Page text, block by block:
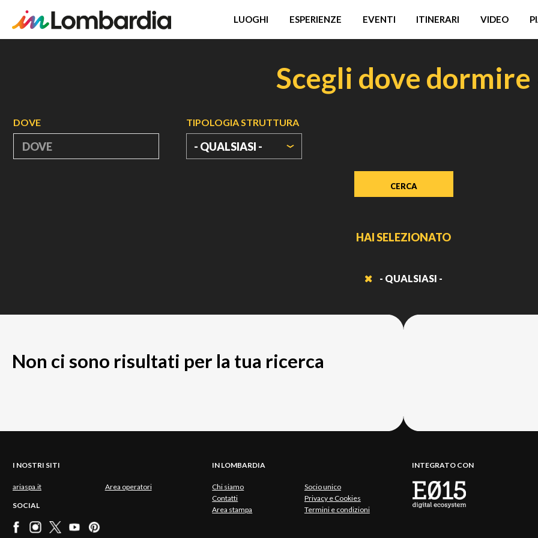
LUOGHI ESPERIENZE EVENTI ITINERARI VIDEO
Scegli dove dormire
DOVE TIPOLOGIA STRUTTURA
- QUALSIASI -
HAI SELEZIONATO
- QUALSIASI -
Non ci sono risultati per la tua ricerca
I NOSTRI SITI
ariaspa.it Area operatori
SOCIAL
IN LOMBARDIA
Chi siamo
Socio unico
Contatti
Privacy e Cookies
Area stampa
Termini e condizioni
INTEGRATO CON